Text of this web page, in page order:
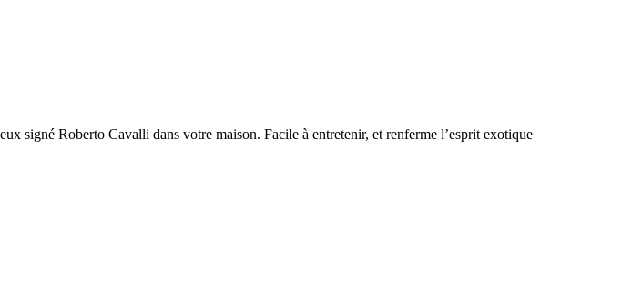
signé Roberto Cavalli dans votre maison. Facile à entretenir, et renferme l’esprit exotique